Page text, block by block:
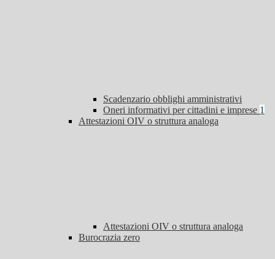
Scadenzario obblighi amministrativi
Oneri informativi per cittadini e imprese 1
Attestazioni OIV o struttura analoga
Attestazioni OIV o struttura analoga
Burocrazia zero